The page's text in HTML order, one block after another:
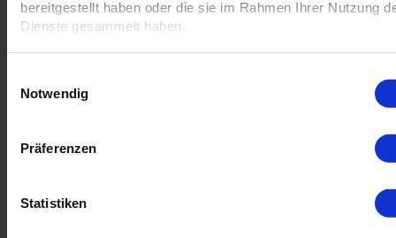
bereitgestellt haben oder die sie im Rahmen Ihrer Nutzung
Dienste gesammelt haben.
Notwendig
Präferenzen
Statistiken
-
Datenblätter anzeigen
Wire-O-Bindung links
ab 50 Stück